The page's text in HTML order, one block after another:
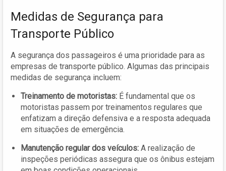
Medidas de Segurança para
Transporte Público
A segurança dos passageiros é uma prioridade para as
empresas de transporte público. Algumas das principais
medidas de segurança incluem:
Treinamento de motoristas: É fundamental que os
motoristas passem por treinamentos regulares que
enfatizam a direção defensiva e a resposta adequada
em situações de emergência.
Manutenção regular dos veículos: A realização de
inspeções periódicas assegura que os ônibus estejam